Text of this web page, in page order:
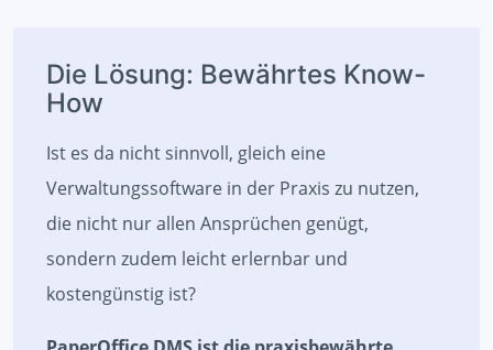
Die Lösung: Bewährtes Know-
How
Ist es da nicht sinnvoll, gleich eine
Verwaltungssoftware in der Praxis zu nutzen,
die nicht nur allen Ansprüchen genügt,
sondern zudem leicht erlernbar und
kostengünstig ist?